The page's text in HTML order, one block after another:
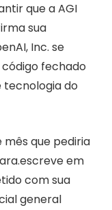
que a AGI
sua
Inc. se
fechado
tecnologia do
mês que pediria
escreve em
com sua
general